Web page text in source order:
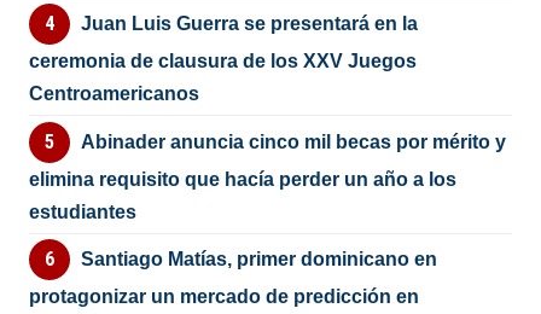
Juan Luis Guerra se presentará en la
ceremonia de clausura de los XXV Juegos
Centroamericanos
Abinader anuncia cinco mil becas por mérito y
elimina requisito que hacía perder un año a los
estudiantes
Santiago Matías, primer dominicano en
protagonizar un mercado de predicción en